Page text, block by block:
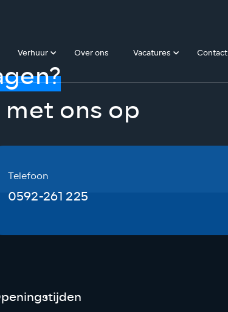
Verhuur Over ons Vacatures Contact
ons op
Telefoon
0592-261 225